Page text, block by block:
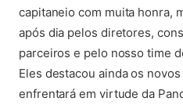
capitaneio com muita honra,
após dia pelos diretores,
parceiros e pelo nosso time
Eles destacou ainda os
enfrentará em virtude da